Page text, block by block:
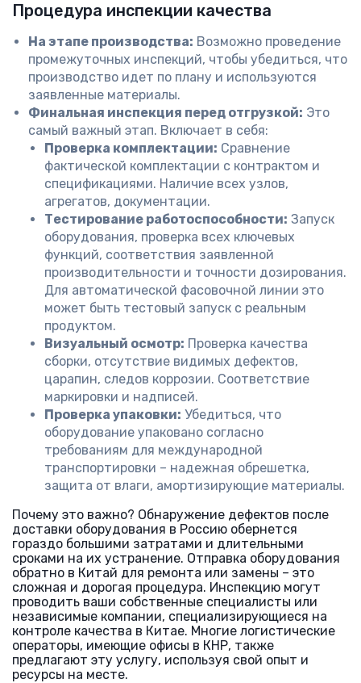
Процедура инспекции качества
На этапе производства: Возможно проведение
промежуточных инспекций, чтобы убедиться, что
производство идет по плану и используются
заявленные материалы.
Финальная инспекция перед отгрузкой: Это
самый важный этап. Включает в себя:
Проверка комплектации: Сравнение
фактической комплектации с контрактом и
спецификациями. Наличие всех узлов,
агрегатов, документации.
Тестирование работоспособности: Запуск
оборудования, проверка всех ключевых
функций, соответствия заявленной
производительности и точности дозирования.
Для автоматической фасовочной линии это
может быть тестовый запуск с реальным
продуктом.
Визуальный осмотр: Проверка качества
сборки, отсутствие видимых дефектов,
царапин, следов коррозии. Соответствие
маркировки и надписей.
Проверка упаковки: Убедиться, что
оборудование упаковано согласно
требованиям для международной
транспортировки – надежная обрешетка,
защита от влаги, амортизирующие материалы.
Почему это важно? Обнаружение дефектов после
доставки оборудования в Россию обернется
гораздо большими затратами и длительными
сроками на их устранение. Отправка оборудования
обратно в Китай для ремонта или замены – это
сложная и дорогая процедура. Инспекцию могут
проводить ваши собственные специалисты или
независимые компании, специализирующиеся на
контроле качества в Китае. Многие логистические
операторы, имеющие офисы в КНР, также
предлагают эту услугу, используя свой опыт и
ресурсы на месте.